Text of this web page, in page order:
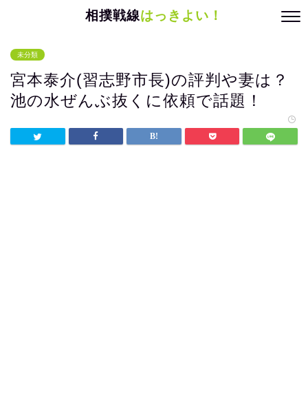
相撲戦線はっきよい！
未分類
宮本泰介(習志野市長)の評判や妻は？
池の水ぜんぶ抜くに依頼で話題！